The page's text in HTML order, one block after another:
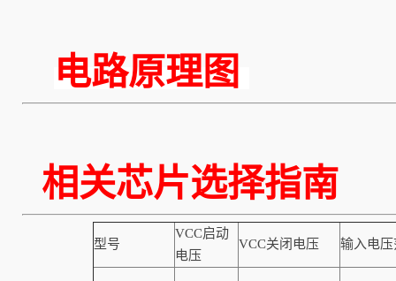
电路原理图
相关芯片选择指南
型号
VCC启动
电压
VCC关闭电压 输入电压